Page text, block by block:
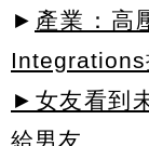
► 產業：高
Integrations
►女友看到
給男友